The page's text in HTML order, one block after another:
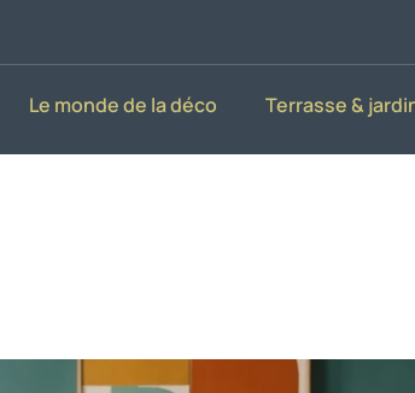
Le monde de la déco Terrasse &